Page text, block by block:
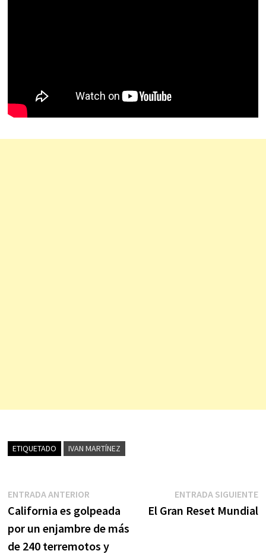
ETIQUETADO IVAN MARTÍNEZ
Navegación
de
entradas
ENTRADA ANTERIOREntrada
anterior:
California es golpeada
por un enjambre de más
de 240 terremotos y
ENTRADA SIGUIENTE
El Gran Reset Mundial